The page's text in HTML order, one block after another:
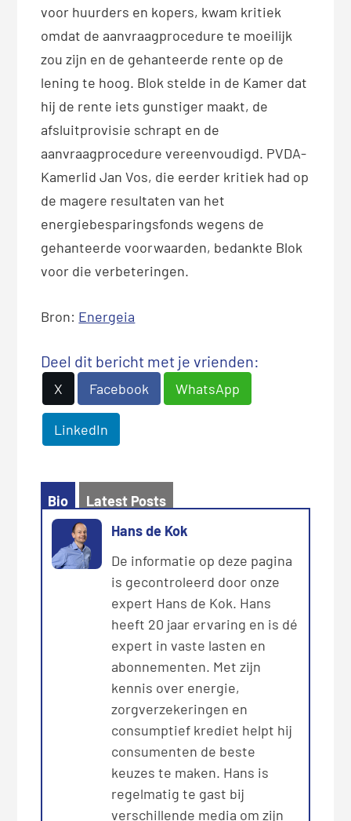
voor huurders en kopers, kwam kritiek
omdat de aanvraagprocedure te moeilijk
zou zijn en de gehanteerde rente op de
lening te hoog. Blok stelde in de Kamer dat
hij de rente iets gunstiger maakt, de
afsluitprovisie schrapt en de
aanvraagprocedure vereenvoudigd. PVDA-
Kamerlid Jan Vos, die eerder kritiek had op
de magere resultaten van het
energiebesparingsfonds wegens de
gehanteerde voorwaarden, bedankte Blok
voor die verbeteringen.
Bron: Energeia
Deel dit bericht met je vrienden:
X Facebook WhatsApp
LinkedIn
Bio
Latest Posts
Hans de Kok
De informatie op deze pagina
is gecontroleerd door onze
expert Hans de Kok. Hans
heeft 20 jaar ervaring en is dé
expert in vaste lasten en
abonnementen. Met zijn
kennis over energie,
zorgverzekeringen en
consumptief krediet helpt hij
consumenten de beste
keuzes te maken. Hans is
regelmatig te gast bij
verschillende media om zijn